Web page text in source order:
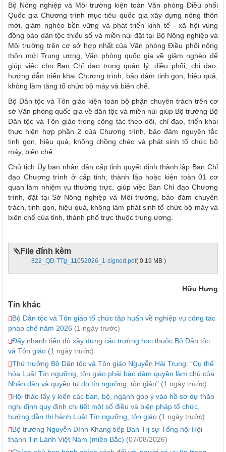
Bộ Nông nghiệp và Môi trường kiện toàn Văn phòng Điều phối
Quốc gia Chương trình mục tiêu quốc gia xây dựng nông thôn
mới, giảm nghèo bền vững và phát triển kinh tế - xã hội vùng
đồng bào dân tộc thiểu số và miền núi đặt tại Bộ Nông nghiệp và
Môi trường trên cơ sở hợp nhất của Văn phòng Điều phối nông
thôn mới Trung ương, Văn phòng quốc gia về giảm nghèo để
giúp việc cho Ban Chỉ đạo trong quản lý, điều phối, chỉ đạo,
hướng dẫn triển khai Chương trình, bảo đảm tinh gọn, hiệu quả,
không làm tăng tổ chức bộ máy và biên chế.
Bộ Dân tộc và Tôn giáo kiện toàn bộ phận chuyên trách trên cơ
sở Văn phòng quốc gia về dân tộc và miền núi giúp Bộ trưởng Bộ
Dân tộc và Tôn giáo trong công tác theo dõi, chỉ đạo, triển khai
thực hiện hợp phần 2 của Chương trình, bảo đảm nguyên tắc
tinh gọn, hiệu quả, không chồng chéo và phát sinh tổ chức bộ
máy, biên chế.
Chủ tịch Ủy ban nhân dân cấp tỉnh quyết định thành lập Ban Chỉ
đạo Chương trình ở cấp tỉnh; thành lập hoặc kiện toàn 01 cơ
quan làm nhiệm vụ thường trực, giúp việc Ban Chỉ đạo Chương
trình, đặt tại Sở Nông nghiệp và Môi trường, bảo đảm chuyên
trách, tinh gọn, hiệu quả, không làm phát sinh tổ chức bộ máy và
biên chế của tỉnh, thành phố trực thuộc trung ương.
File đính kèm
822_QD-TTg_11052026_1-signed.pdf( 0.19 MB )
Hữu Hưng
Tin khác
Bộ Dân tộc và Tôn giáo tổ chức tập huấn về nghiệp vụ công tác
pháp chế năm 2026 (1 ngày trước)
Đẩy nhanh tiến độ xây dựng các trường học thuộc Bộ Dân tộc
và Tôn giáo (1 ngày trước)
Thứ trưởng Bộ Dân tộc và Tôn giáo Nguyễn Hải Trung: “Cụ thể
hóa Luật Tín ngưỡng, tôn giáo phải bảo đảm quyền làm chủ của
Nhân dân và quyền tự do tín ngưỡng, tôn giáo” (1 ngày trước)
Hội thảo lấy ý kiến các ban, bộ, ngành góp ý vào hồ sơ dự thảo
nghị định quy định chi tiết một số điều và biện pháp tổ chức,
hướng dẫn thi hành Luật Tín ngưỡng, tôn giáo (1 ngày trước)
Bộ trưởng Nguyễn Đình Khang tiếp Ban Trị sự Tổng hội Hội
thánh Tin Lành Việt Nam (miền Bắc) (07/08/2026)